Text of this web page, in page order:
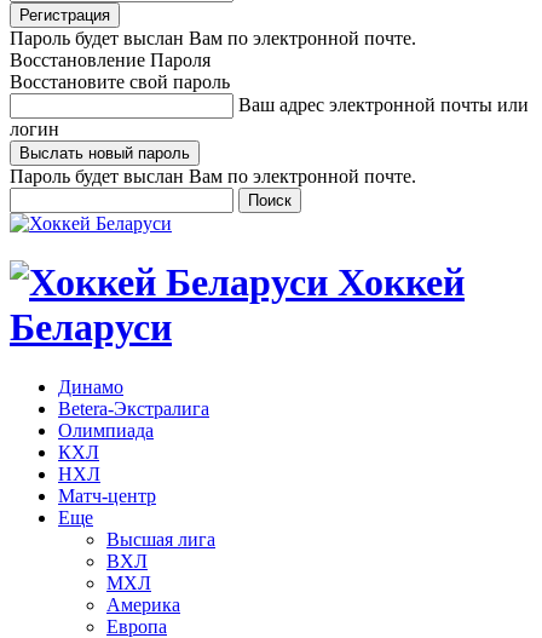
Пароль будет выслан Вам по электронной почте.
Восстановление Пароля
Восстановите свой пароль
Ваш адрес электронной почты или
логин
Пароль будет выслан Вам по электронной почте.
Хоккей
Беларуси
Динамо
Betera-Экстралига
Олимпиада
КХЛ
НХЛ
Матч-центр
Еще
Высшая лига
ВХЛ
МХЛ
Америка
Европа